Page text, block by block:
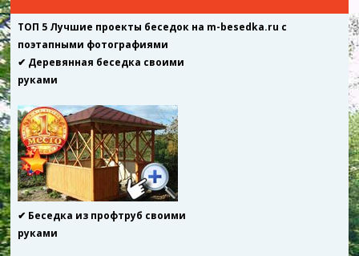
ТОП 5 Лучшие проекты беседок на m-besedka.ru с
поэтапными фотографиями
✔ Деревянная беседка своими
руками
✔ Беседка из профтруб своими
руками